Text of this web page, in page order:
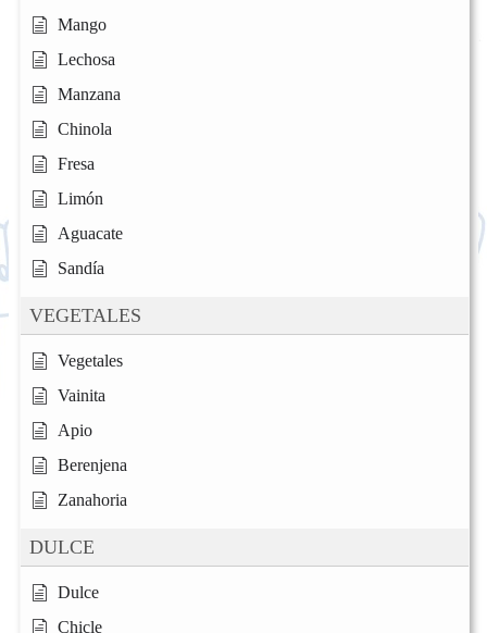
Mango
Lechosa
Manzana
Chinola
Fresa
Limón
Aguacate
Sandía
VEGETALES
Vegetales
Vainita
Apio
Berenjena
Zanahoria
DULCE
Dulce
Chicle